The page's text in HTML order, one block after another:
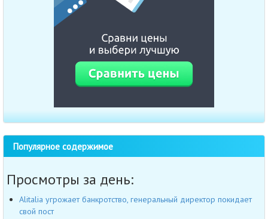
Популярное содержимое
Просмотры за день:
Alitalia угрожает банкротство, генеральный директор покидает
свой пост